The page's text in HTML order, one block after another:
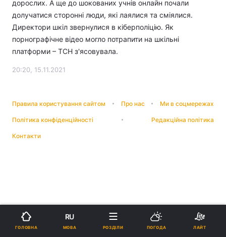
дорослих. А ще до шокованих учнів онлайн почали
долучатися сторонні люди, які лаялися та сміялися.
Директори шкіл звернулися в кіберполіцію. Як
порнографічне відео могло потрапити на шкільні
платформи – ТСН з'ясовувала.
20:20, 15.11.2021
Правила користування сайтом Про нас Ми в соцмережах
Політика конфіденційності Редакційна політика
Контакти
ГОЛОВНА
RU
МОВА РОЗДІЛИ ПОГОДА ЛАЙТ